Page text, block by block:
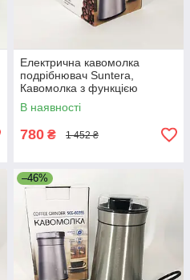
Електрична кавомолка
подрібнювач Suntera,
Кавомолка з функцією
подрібнення зерен для лате
TV-23
В наявності
780 ₴ 1 452 ₴
–46%